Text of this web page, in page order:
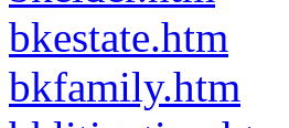
bkestate.htm
bkfamily.htm